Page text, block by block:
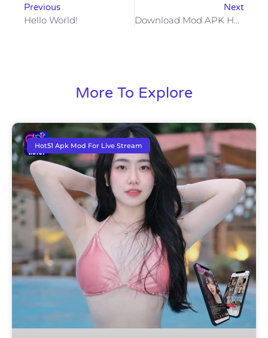
Previous
Hello World!
Next
Download Mod APK Hot51 Kebebasan Premium Vs Risiko Nyata
More To Explore
Hot51 Apk Mod For Live Stream